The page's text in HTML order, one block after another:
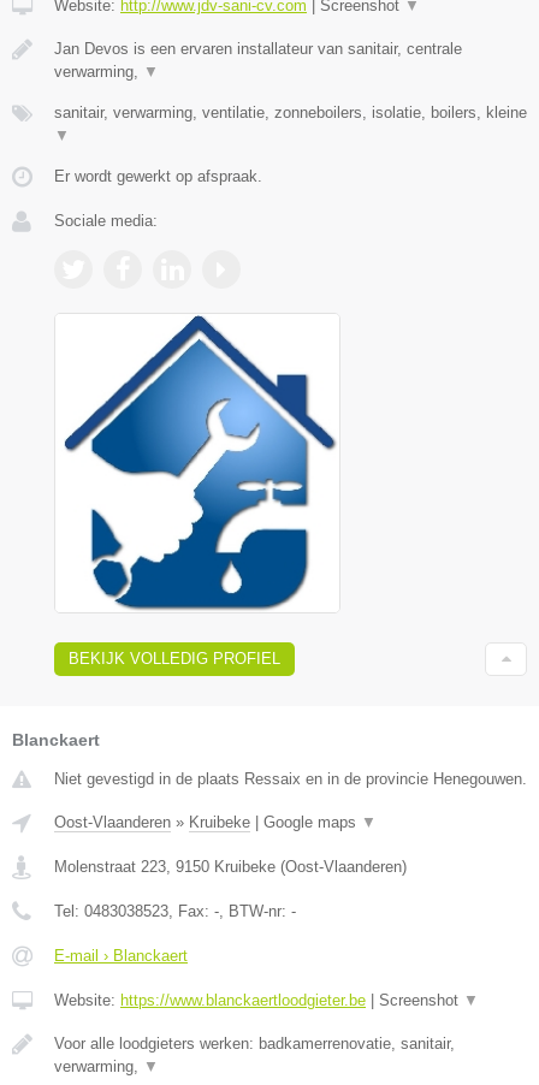
Website: http://www.jdv-sani-cv.com Screenshot ▼
Jan Devos is een ervaren installateur van sanitair, centrale
verwarming,
▼
sanitair, verwarming, ventilatie, zonneboilers, isolatie, boilers, kleine
▼
Er wordt gewerkt op afspraak.
Sociale media:
BEKIJK VOLLEDIG PROFIEL
Blanckaert
Niet gevestigd in de plaats Ressaix en in de provincie Henegouwen.
Oost-Vlaanderen » Kruibeke Google maps ▼
Molenstraat 223 9150 Kruibeke (Oost-Vlaanderen)
Tel: 0483038523 , Fax: - , BTW-nr: -
E-mail › Blanckaert
Website: https://www.blanckaertloodgieter.be Screenshot ▼
Voor alle loodgieters werken: badkamerrenovatie, sanitair,
verwarming,
▼